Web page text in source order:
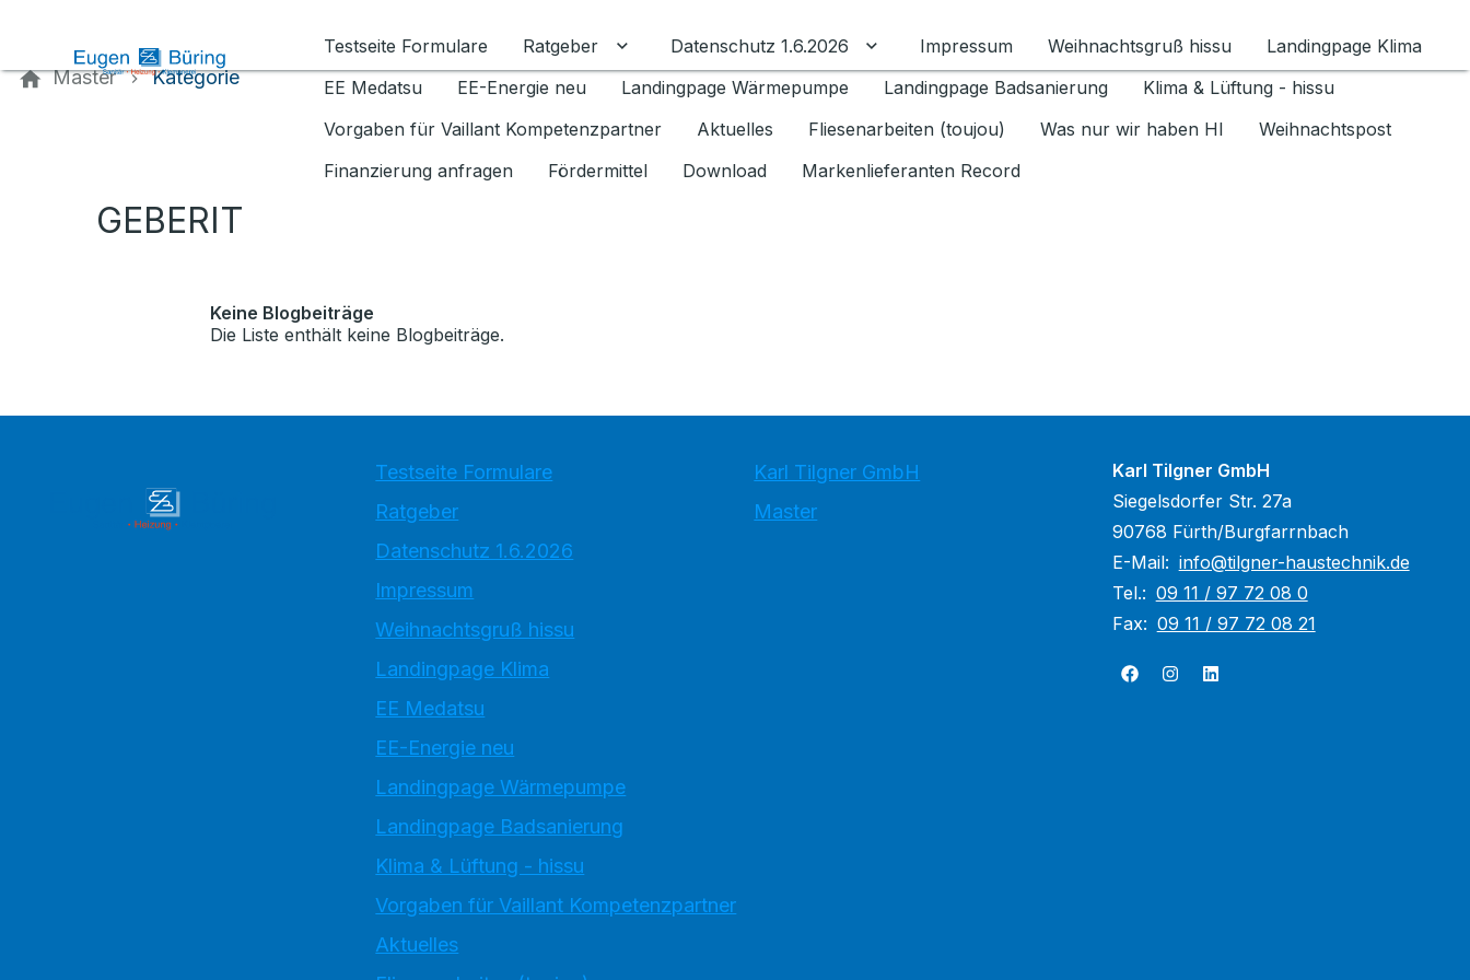
Testseite Formulare
Ratgeber Untermenü für Ratgeber umschalten
Datenschutz 1.6.2026 Untermenü für Datenschutz 1.6.2026 umschalten
Impressum Weihnachtsgruß hissu
Landingpage Klima
EE Medatsu
EE-Energie neu Landingpage Wärmepumpe Landingpage Badsanierung
Klima & Lüftung - hissu
Vorgaben für Vaillant Kompetenzpartner
Aktuelles Fliesenarbeiten (toujou) Was nur wir haben HI
Weihnachtspost
Finanzierung anfragen
Fördermittel Download Markenlieferanten Record
Master Kategorie
GEBERIT
Keine Blogbeiträge
Die Liste enthält keine Blogbeiträge.
Testseite Formulare
Ratgeber
Datenschutz 1.6.2026
Impressum
Weihnachtsgruß hissu
Landingpage Klima
EE Medatsu
EE-Energie neu
Landingpage Wärmepumpe
Landingpage Badsanierung
Klima & Lüftung - hissu
Vorgaben für Vaillant Kompetenzpartner
Aktuelles
Karl Tilgner GmbH
Master
Karl Tilgner GmbH
Siegelsdorfer Str. 27a
90768 Fürth/Burgfarrnbach
E-Mail: info@tilgner-haustechnik.de
Tel.: 09 11 / 97 72 08 0
Fax: 09 11 / 97 72 08 21